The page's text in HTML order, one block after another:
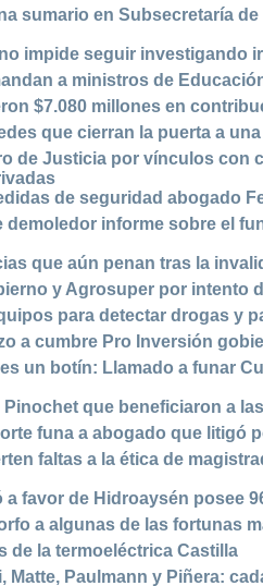
sumario en Subsecretaría
impide seguir investigando
a ministros de
$7.080 millones en
que cierran la puerta a
de Justicia por vínculos con
de seguridad abogado
demoledor informe sobre el
que aún penan tras la
y Agrosuper por intento
para detectar drogas y
a cumbre Pro Inversión
un botín: Llamado a funar
que beneficiaron a
funa a abogado que litigó
faltas a la ética de
a favor de Hidroaysén posee
a algunas de las fortunas
de la termoeléctrica Castilla
Matte, Paulmann y Piñera: